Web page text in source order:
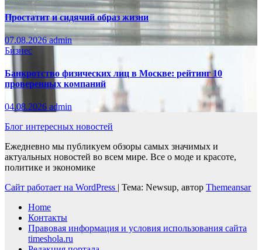
Простатит и сидячий образ жизни
07.08.2026admin
Бизнес
Банкротство физических лиц в Москве: рейтинг 10
проверенных компаний
04.08.2026 admin
Блог интересных новостей
Ежедневно мы публикуем обзоры самых значимых и
актуальных новостей во всем мире. Все о моде и красоте,
политике и экономике
Сайт работает на WordPress
Тема: Newsup, автор Themeansar
Home
Контакты
Правовая информация и условия использования сайта
timeshola.ru